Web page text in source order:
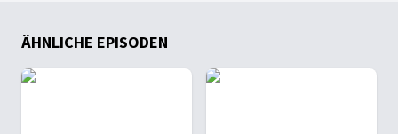
ÄHNLICHE EPISODEN